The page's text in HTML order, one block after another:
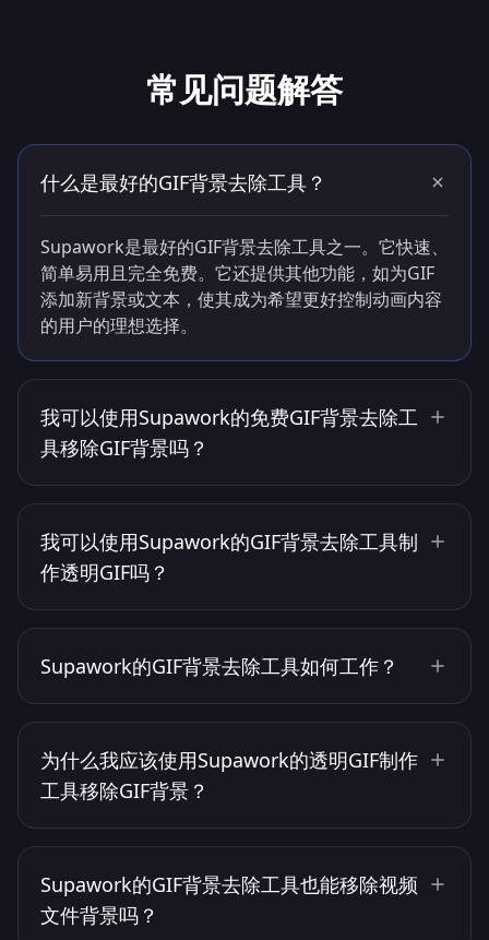
常见问题解答
什么是最好的GIF背景去除工具？
Supawork是最好的GIF背景去除工具之一。它快速、
简单易用且完全免费。它还提供其他功能，如为GIF
添加新背景或文本，使其成为希望更好控制动画内容
的用户的理想选择。
我可以使用Supawork的免费GIF背景去除工
具移除GIF背景吗？
我可以使用Supawork的GIF背景去除工具制
作透明GIF吗？
Supawork的GIF背景去除工具如何工作？
为什么我应该使用Supawork的透明GIF制作
工具移除GIF背景？
Supawork的GIF背景去除工具也能移除视频
文件背景吗？